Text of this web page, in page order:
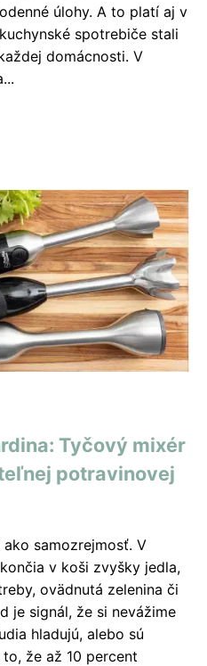
úlohy. A to platí aj v
spotrebiče stali
domácnosti. V
Tyčový mixér
potravinovej
samozrejmosť. V
v koši zvyšky jedla,
ovädnutá zelenina či
je signál, že si nevážime
hladujú, alebo sú
že až 10 percent